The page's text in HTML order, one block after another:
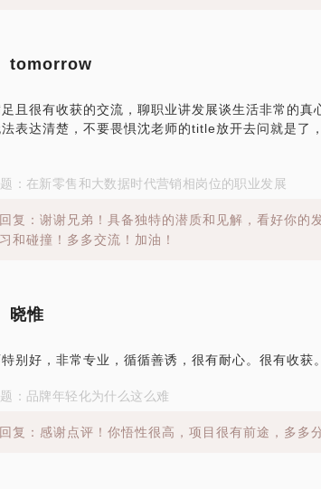
tomorrow
且很有收获的交流，聊职业讲发展谈生活非常的真
法表达清楚，不要畏惧沈老师的title放开去问就是了
：在新零售和大数据时代营销相岗位的职业发展
复：谢谢兄弟！具备独特的潜质和见解，看好你的
和碰撞！多多交流！加油！
晓惟
别好，非常专业，循循善诱，很有耐心。很有收获。
：品牌年轻化为什么这么难
复：感谢点评！你悟性很高，项目很有前途，多多